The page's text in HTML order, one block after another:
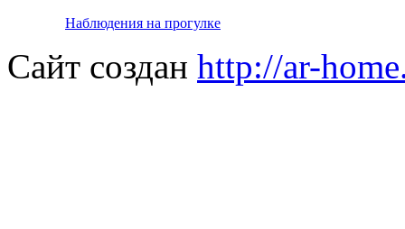
Наблюдения на прогулке
Сайт создан http://ar-